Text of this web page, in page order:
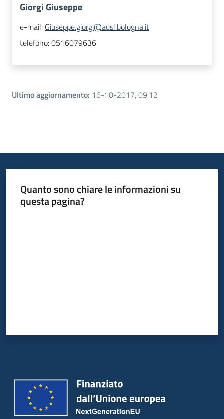
Giorgi Giuseppe
e-mail: Giuseppe.giorgi@ausl.bologna.it
telefono:0516079636
Ultimo aggiornamento: 16-10-2017, 09:12
Quanto sono chiare le informazioni su
questa pagina?